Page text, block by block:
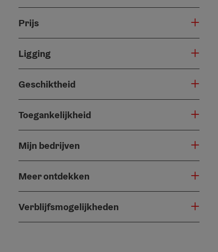
Prijs
Ligging
Geschiktheid
Toegankelijkheid
Mijn bedrijven
Meer ontdekken
Verblijfsmogelijkheden